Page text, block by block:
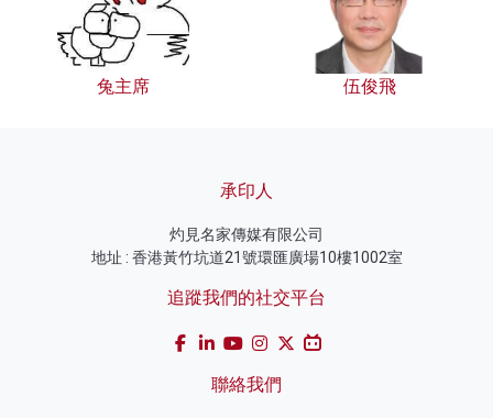
兔主席 伍俊飛
承印人
灼見名家傳媒有限公司
地址 : 香港黃竹坑道21號環匯廣場10樓1002室
追蹤我們的社交平台
聯絡我們